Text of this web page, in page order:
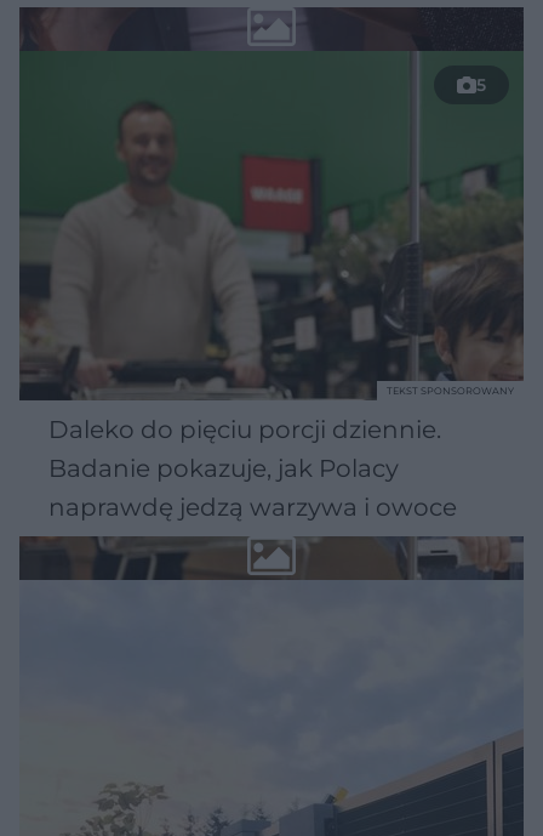
5
Daleko do pięciu porcji dziennie.
Badanie pokazuje, jak Polacy
naprawdę jedzą warzywa i owoce
TEKST SPONSOROWANY